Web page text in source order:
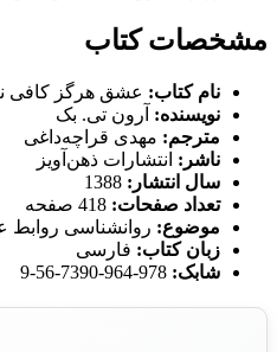
مشخصات کتاب
نام کتاب: عشق هرگز کافی
نویسنده: آرون تی. بک
مترجم: مهدی قراچه‌داغی
ناشر: انتشارات ذهن‌آویز
سال انتشار:
تعداد صفحات:
موضوع: روانشناسی روابط
زبان کتاب: فارسی
شابک: